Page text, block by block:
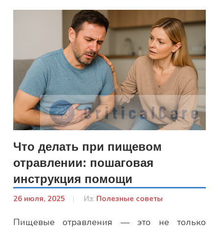
Что делать при пищевом
отравлении: пошаговая
инструкция помощи
26 июля, 2025
От:
Юлія
Из: Полезные советы
Пищевые отравления — это не только